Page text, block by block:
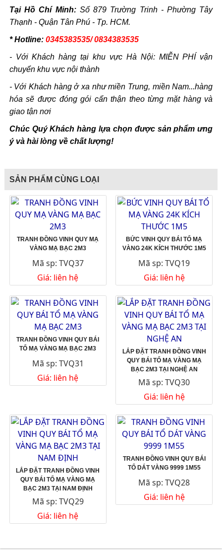
Tại Hồ Chí Minh:Số 879 Trường Trinh - Phường Tây
Thạnh - Quận Tân Phú - Tp. HCM.
* Hotline: 0345383535/ 0834383535
- Với Khách hàng tại khu vực Hà Nội: MIỄN PHÍ vận
chuyển khu vực nội thành
- Với Khách hàng ở xa như miền Trung, miền Nam...hàng
hóa sẽ được đóng gói cẩn thận theo từng mặt hàng và
giao tận nơi
Chúc Quý Khách hàng lựa chọn được sản phẩm ưng
ý và hài lòng về chất lượng!
SẢN PHẨM CÙNG LOẠI
TRANH ĐỒNG VINH QUY MẠ
VÀNG MẠ BẠC 2M3
Mã sp: TVQ37
Giá: liên hệ
BỨC VINH QUY BÁI TỔ MẠ
VÀNG 24K KÍCH THƯỚC 1M5
Mã sp: TVQ19
Giá: liên hệ
TRANH ĐỒNG VINH QUY BÁI
TỔ MẠ VÀNG MẠ BẠC 2M3
Mã sp: TVQ31
Giá: liên hệ
LẮP ĐẶT TRANH ĐỒNG VINH
QUY BÁI TỔ MẠ VÀNG MẠ
BẠC 2M3 TẠI NGHỆ AN
Mã sp: TVQ30
Giá: liên hệ
LẮP ĐẶT TRANH ĐỒNG VINH
QUY BÁI TỔ MẠ VÀNG MẠ
BẠC 2M3 TẠI NAM ĐỊNH
Mã sp: TVQ29
Giá: liên hệ
TRANH ĐỒNG VINH QUY BÁI
TỔ DÁT VÀNG 9999 1M55
Mã sp: TVQ28
Giá: liên hệ